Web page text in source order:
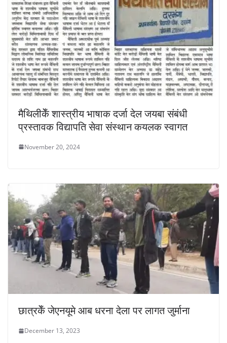
मैथिलीकेँ शास्त्रीय भाषाक दर्जा देल जयबा संबंधी
प्रस्तावक विद्यापति सेवा संस्थान कयलक स्वागत
November 20, 2024
छात्रकेँ जेएनयूमे आब धरना देला पर लागत जुर्माना
December 13, 2023